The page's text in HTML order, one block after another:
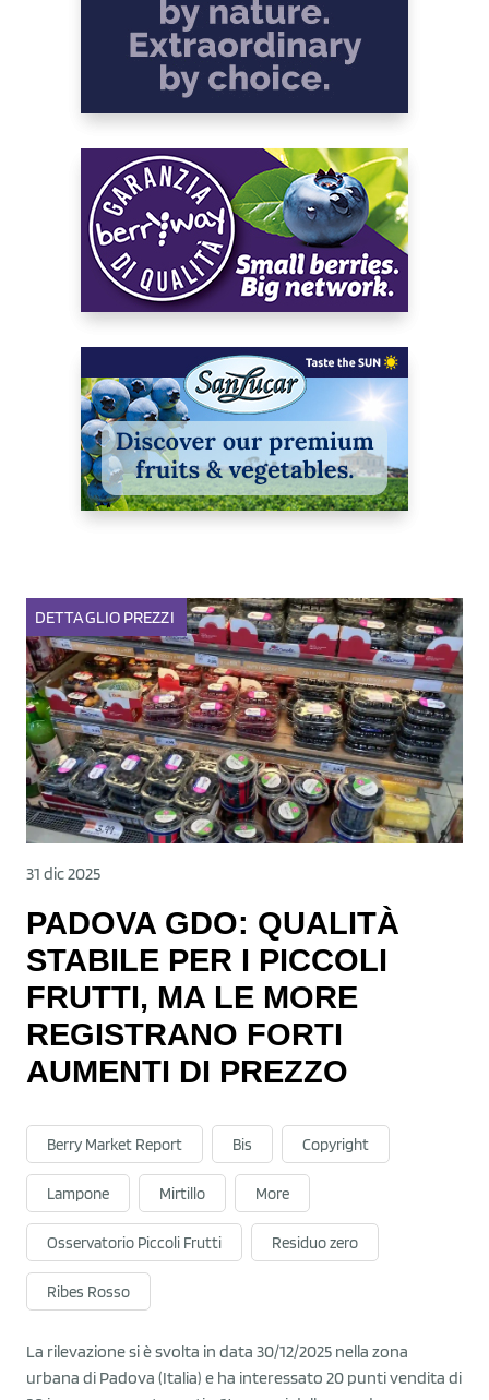
DETTAGLIO PREZZI
31 dic 2025
PADOVA GDO: QUALITÀ
STABILE PER I PICCOLI
FRUTTI, MA LE MORE
REGISTRANO FORTI
AUMENTI DI PREZZO
Berry Market Report Bis Copyright
Lampone Mirtillo More
Osservatorio Piccoli Frutti Residuo zero
Ribes Rosso
La rilevazione si è svolta in data 30/12/2025 nella zona
urbana di Padova (Italia) e ha interessato 20 punti vendita di